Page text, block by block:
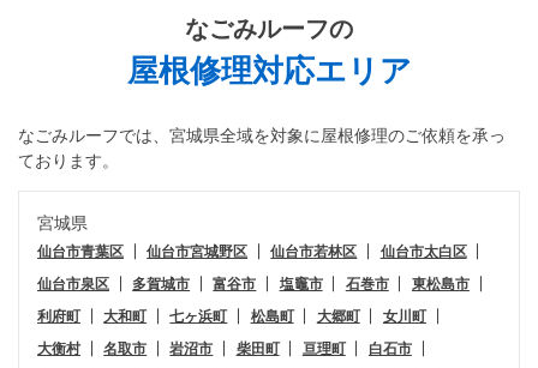
なごみルーフの
屋根修理対応エリア
なごみルーフでは、宮城県全域を対象に屋根修理のご依頼を承っ
ております。
宮城県
仙台市青葉区 仙台市宮城野区 仙台市若林区
仙台市太白区
仙台市泉区
多賀城市 富谷市 塩竈市 石巻市
東松島市
利府町
大和町 七ヶ浜町 松島町 大郷町
女川町
大衡村
名取市 岩沼市 柴田町 亘理町
白石市